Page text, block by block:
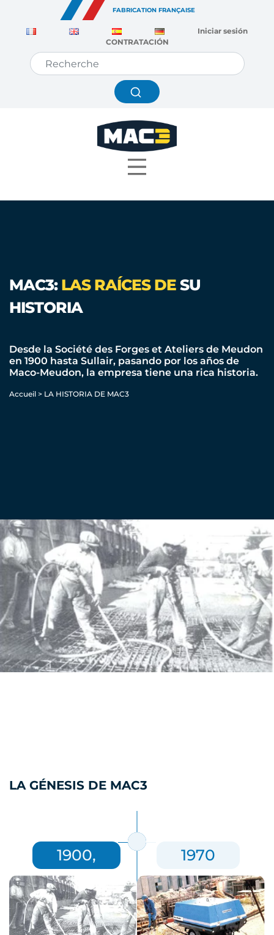
FABRICATION FRANÇAISE
Iniciar sesión
CONTRATACIÓN
Accueil > LA HISTORIA DE MAC3
MAC3: LAS RAÍCES DE SU
HISTORIA
Desde la Société des Forges et Ateliers de Meudon
en 1900 hasta Sullair, pasando por los años de
Maco-Meudon, la empresa tiene una rica historia.
LA GÉNESIS DE MAC3
1900, 1970
Panel de gestión de cookies